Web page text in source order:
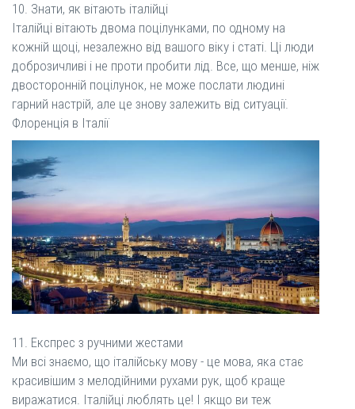
10. Знати, як вітають італійці
Італійці вітають двома поцілунками, по одному на
кожній щоці, незалежно від вашого віку і статі. Ці люди
доброзичливі і не проти пробити лід. Все, що менше, ніж
двосторонній поцілунок, не може послати людині
гарний настрій, але це знову залежить від ситуації.
Флоренція в Італії
11. Експрес з ручними жестами
Ми всі знаємо, що італійську мову - це мова, яка стає
красивішим з мелодійними рухами рук, щоб краще
виражатися. Італійці люблять це! І якщо ви теж